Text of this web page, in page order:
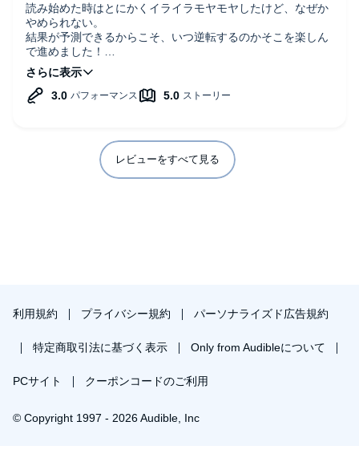
読み始めた時はとにかくイライラモヤモヤしたけど、なぜか
やめられない。
結果が予測できるからこそ、いつ逆転するのかそこを楽しん
で進めました！
最後は次の目的が見えてきた。これが人生だったら本当に楽
しいなと感じました。
レビューをすべて見る
利用規約 プライバシー規約 パーソナライズド広告規約
特定商取引法に基づく表示 Only from Audibleについて
PCサイト クーポンコードのご利用
© Copyright 1997 - 2026 Audible, Inc